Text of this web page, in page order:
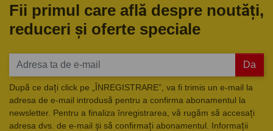
Fii primul care află despre noutăți,
reduceri și oferte speciale
Da
După ce dați click pe „ÎNREGISTRARE”, va fi trimis un e-mail la
adresa de e-mail introdusă pentru a confirma abonamentul la
newsletter. Pentru a finaliza înregistrarea, vă rugăm să accesați
adresa dvs. de e-mail și să confirmați abonamentul. Informații